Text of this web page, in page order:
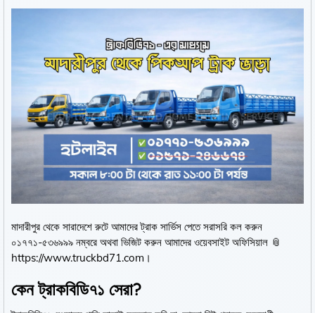
মাদারীপুর থেকে সারাদেশে রুটে আমাদের ট্রাক সার্ভিস পেতে সরাসরি কল করুন
০১৭৭১-৫৩৬৯৯৯ নম্বরে অথবা ভিজিট করুন আমাদের ওয়েবসাইট অফিসিয়াল 📎
https://www.truckbd71.com।
কেন ট্রাকবিডি৭১ সেরা?